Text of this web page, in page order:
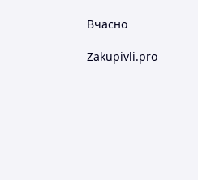
Вчасно
Zakupivli.pro